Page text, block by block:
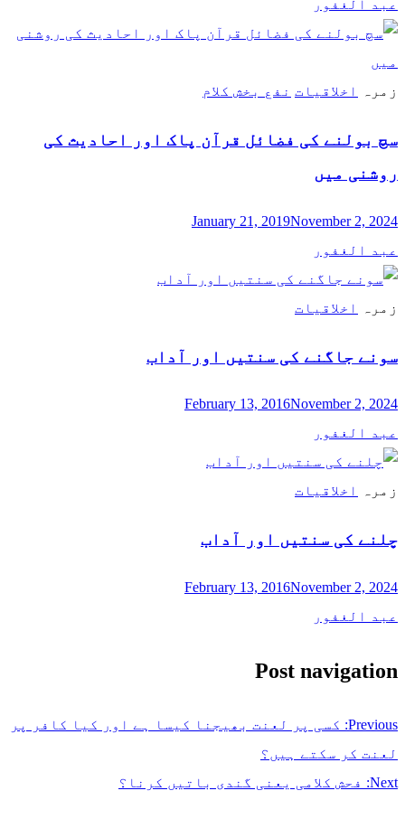
عبد الغفور
زمرہ اخلاقیات نفع بخش کلام
سچ بولنے کی فضائل قرآن پاک اور احادیث کی
روشنی میں
January 21, 2019November 2, 2024
عبد الغفور
زمرہ اخلاقیات
سونے جاگنے کی سنتیں اور آداب
February 13, 2016November 2, 2024
عبد الغفور
زمرہ اخلاقیات
چلنے کی سنتیں اور آداب
February 13, 2016November 2, 2024
عبد الغفور
Post navigation
Previous: کسی پر لعنت بھیجنا کیسا ہے اور کیا کافر پر
لعنت کر سکتے ہیں؟
Next:
فحش کلامی یعنی گندی باتیں کرنا؟